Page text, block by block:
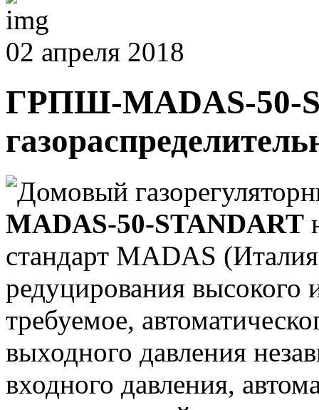
02 апреля 2018
ГРПШ-MADAS-50-
Домовый
MADAS-50-STANDART
стандарт MADAS
редуцирования высокого
требуемое,
выходного давления
входного давления,